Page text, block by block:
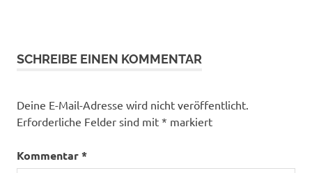
SCHREIBE EINEN KOMMENTAR
Deine E-Mail-Adresse wird nicht veröffentlicht.
Erforderliche Felder sind mit * markiert
Kommentar*